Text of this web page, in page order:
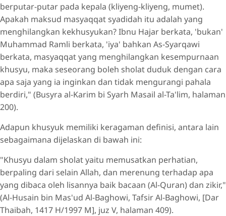
berputar-putar pada kepala (kliyeng-kliyeng, mumet).
Apakah maksud masyaqqat syadidah itu adalah yang
menghilangkan kekhusyukan? Ibnu Hajar berkata, 'bukan'
Muhammad Ramli berkata, 'iya' bahkan As-Syarqawi
berkata, masyaqqat yang menghilangkan kesempurnaan
khusyu, maka seseorang boleh sholat duduk dengan cara
apa saja yang ia inginkan dan tidak mengurangi pahala
berdiri," (Busyra al-Karim bi Syarh Masail al-Ta'lim, halaman
200).
Adapun khusyuk memiliki keragaman definisi, antara lain
sebagaimana dijelaskan di bawah ini:
"Khusyu dalam sholat yaitu memusatkan perhatian,
berpaling dari selain Allah, dan merenung terhadap apa
yang dibaca oleh lisannya baik bacaan (Al-Quran) dan zikir,"
(Al-Husain bin Mas'ud Al-Baghowi, Tafsir Al-Baghowi, [Dar
Thaibah, 1417 H/1997 M], juz V, halaman 409).